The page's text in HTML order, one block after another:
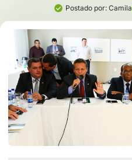
Postado por:Camila